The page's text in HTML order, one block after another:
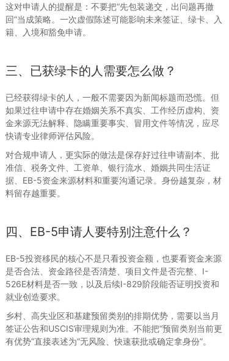
这对申请人的提醒是：不要把“先包装递交，出问题再撤
回”当成策略。一次虚假陈述可能影响未来签证、绿卡、入
籍、入境和豁免申请。
三、已获绿卡的人需要怎么做？
已经获得绿卡的人，一般不需要因为新闻标题而恐慌。但
如果过往申请中存在婚姻关系不真实、工作经历虚构、资
金来源无法解释、隐瞒重要事实、冒用文件等情况，应尽
快请专业律师评估风险。
对合规申请人，更实际的做法是保存好过往申请副本、批
准信、税务文件、工资单、银行流水、婚姻共同生活证
据、EB-5资金来源材料和重要沟通记录。身份越复杂，材
料留存越重要。
四、EB-5申请人要特别注意什么？
EB-5投资移民的核心不是只看投资金额，也要看资金来源
是否合法、资金路径是否清楚、项目文件是否完整、I-
526E材料是否一致，以及后续I-829阶段能否证明投资和
就业创造要求。
乡村、高失业区和基建预留类别的排期优势，需要以当月
签证公告和USCIS审理规则为准。不能把“预留类别当前更
有优势”直接表述为“无风险、快速获批或确定拿身份”。